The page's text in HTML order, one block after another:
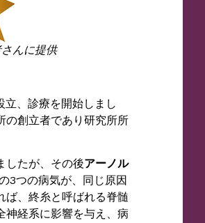
んに提供
、診療を開始しまし
の創立者であり研究所所
したが、その後アーノル
3つの病気が、同じ原因
ば、終糸と呼ばれる脊髄
神経系に影響を与え、病